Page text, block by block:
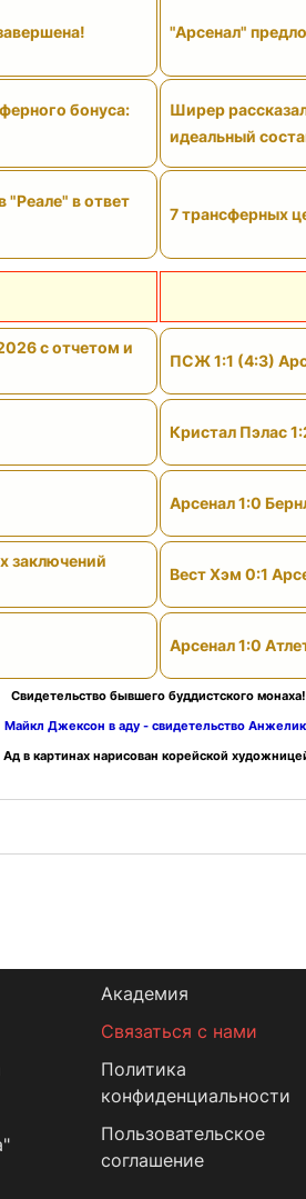
"Арсенал"
бонуса:
Ширер
идеальный
в ответ
7 трансферных
с отчетом и
заключений
ПСЖ 1:1 (4:3)
Кристал Пэлас
Арсенал 1:0
Вест Хэм 0:1
Арсенал 1:0
Свидетельство бывшего буддистского монаха!
Майкл Джексон в аду - свидетельство
Ад в картинах нарисован корейской
Академия
Связаться с нами
Политика
конфиденциальности
Пользовательское
соглашение